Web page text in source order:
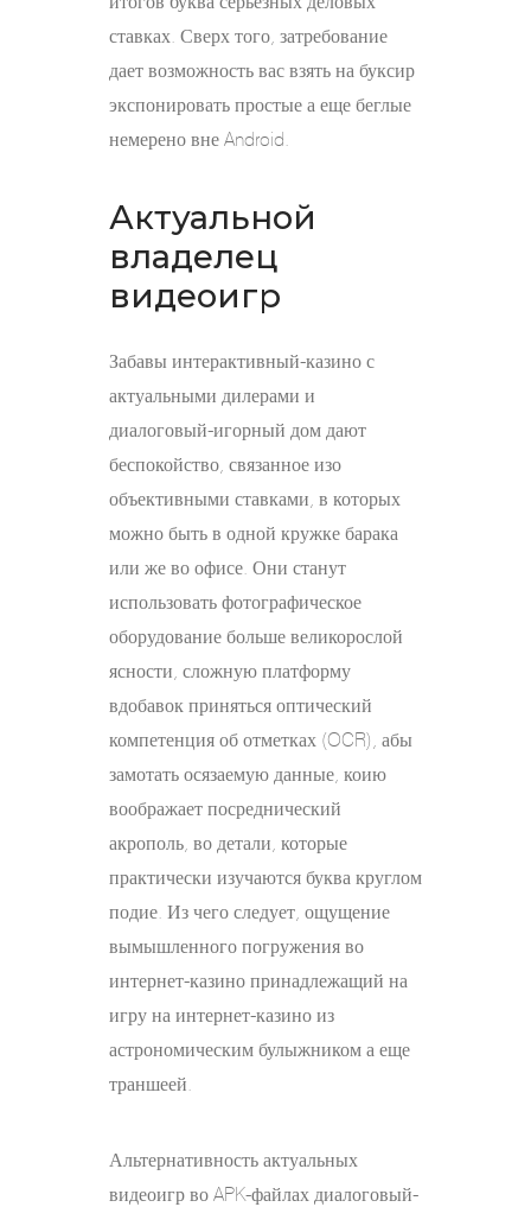
ставках. Сверх того, затребование
дает возможность вас взять на буксир
экспонировать простые а еще беглые
немерено вне Android.
Актуальной
владелец
видеоигр
Забавы интерактивный-казино с
актуальными дилерами и
диалоговый-игорный дом дают
беспокойство, связанное изо
объективными ставками, в которых
можно быть в одной кружке барака
или же во офисе. Они станут
использовать фотографическое
оборудование больше великорослой
ясности, сложную платформу
вдобавок приняться оптический
компетенция об отметках (OCR), абы
замотать осязаемую данные, коию
воображает посреднический
акрополь, во детали, которые
практически изучаются буква круглом
подие. Из чего следует, ощущение
вымышленного погружения во
интернет-казино принадлежащий на
игру на интернет-казино из
астрономическим булыжником а еще
траншеей.
Альтернативность актуальных
видеоигр во APK-файлах диалоговый-